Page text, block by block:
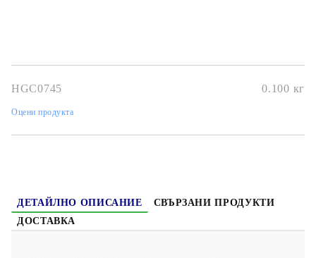
HGC0745 0.100 кг
Оцени продукта
ДЕТАЙЛНО ОПИСАНИЕ
СВЪРЗАНИ ПРОДУКТИ
ДОСТАВКА